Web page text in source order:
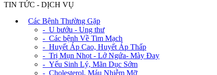
TIN TỨC - DỊCH VỤ
Các Bệnh Thường Gặp
- U bướu - Ung thư
- Các bệnh Về Tim Mạch
- Huyết Áp Cao, Huyết Áp Thấp
- Trị Mụn Nhọt - Lở Ngứa- Mày Đay
- Yếu Sinh Lý, Mãn Dục Sớm
- Cholesterol, Máu Nhiễm Mỡ